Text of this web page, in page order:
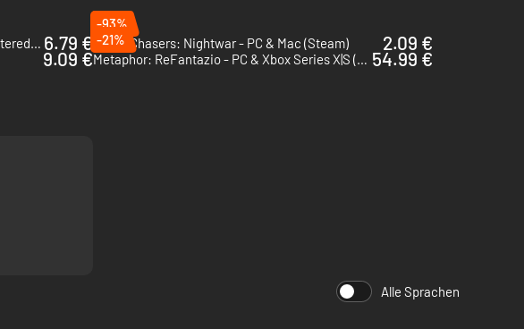
Ni no Kuni Wrath of the White Witch Remastered - PC (Steam) 6.79 €
-93%
Battle Chasers: Nightwar - PC & Mac (Steam)
2.09 €
9.09 €
-21%
Metaphor: ReFantazio - PC & Xbox Series X|S (Microsoft Store) 54.99 €
Alle Sprachen